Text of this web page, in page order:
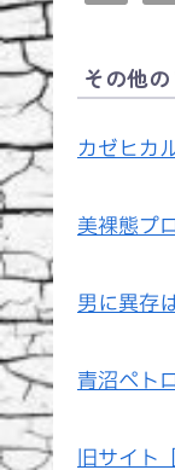
その他
カゼヒカ
美裸態プ
男に異存
青沼ペト
旧サイト